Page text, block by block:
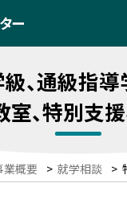
ー
、通級指導
室、特別支
業概要 > 就学相談 >